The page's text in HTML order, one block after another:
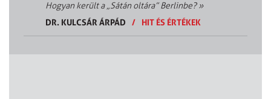
Hogyan került a „Sátán oltára” Berlinbe?»
DR. KULCSÁR ÁRPÁD
/ HIT ÉS ÉRTÉKEK